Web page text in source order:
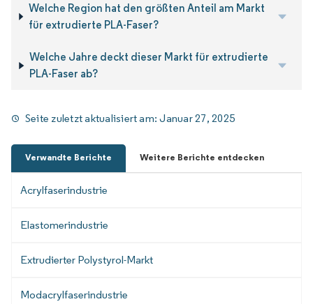
Welche Region hat den größten Anteil am Markt
für extrudierte PLA-Faser?
Welche Jahre deckt dieser Markt für extrudierte
PLA-Faser ab?
Seite zuletzt aktualisiert am:Januar 27, 2025
Verwandte Berichte Weitere Berichte entdecken
Acrylfaserindustrie
Elastomerindustrie
Extrudierter Polystyrol-Markt
Modacrylfaserindustrie